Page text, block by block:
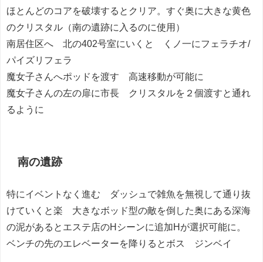
ほとんどのコアを破壊するとクリア。すぐ奥に大きな黄色
のクリスタル（南の遺跡に入るのに使用）
南居住区へ 北の402号室にいくと くノ一にフェラチオ/
パイズリフェラ
魔女子さんへポッドを渡す 高速移動が可能に
魔女子さんの左の扉に市長 クリスタルを２個渡すと通れ
るように
南の遺跡
特にイベントなく進む ダッシュで雑魚を無視して通り抜
けていくと楽 大きなボッド型の敵を倒した奥にある深海
の泥があるとエステ店のHシーンに追加Hが選択可能に。
ベンチの先のエレベーターを降りるとボス ジンベイ